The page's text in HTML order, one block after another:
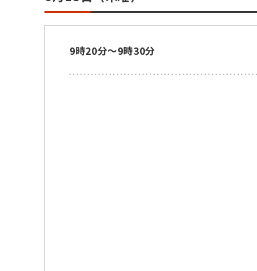
9時20分～9時30分